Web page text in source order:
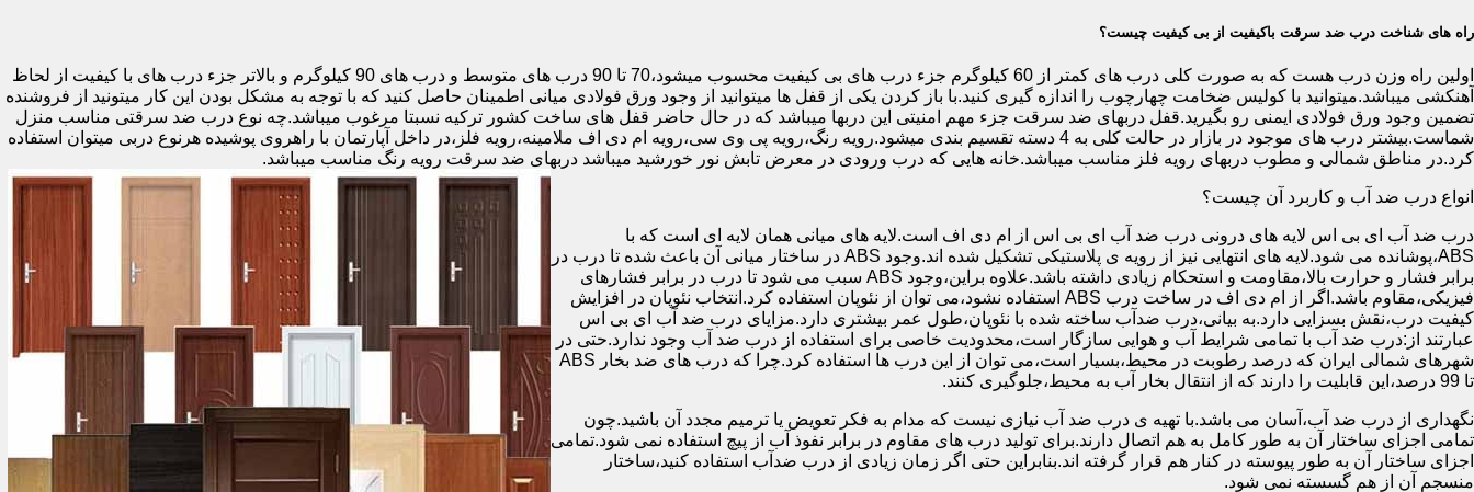
راه های شناخت درب ضد سرقت باکیفیت از بی کیفیت چیست؟
اولین راه وزن درب هست که به صورت کلی درب های کمتر از 60 کیلوگرم جزء درب های بی کیفیت محسوب میشود،70 تا 90 درب های متوسط و درب های 90 کیلوگرم و بالاتر جزء درب های با کیفیت از لحاظ
آهنکشی میباشد.میتوانید با کولیس ضخامت چهارچوب را اندازه گیری کنید.با باز کردن یکی از قفل ها میتوانید از وجود ورق فولادی میانی اطمینان حاصل کنید که با توجه به مشکل بودن این کار میتونید از فروشنده
تضمین وجود ورق فولادی ایمنی رو بگیرید.قفل دربهای ضد سرقت جزء مهم امنیتی این دربها میباشد که در حال حاضر قفل های ساخت کشور ترکیه نسبتا مرغوب میباشد.چه نوع درب ضد سرقتی مناسب منزل
شماست.بیشتر درب های موجود در بازار در حالت کلی به 4 دسته تقسیم بندی میشود.رویه رنگ،رویه پی وی سی،رویه ام دی اف ملامینه،رویه فلز،در داخل آپارتمان با راهروی پوشیده هرنوع دربی میتوان استفاده
کرد.در مناطق شمالی و مطوب دربهای رویه فلز مناسب میباشد.خانه هایی که درب ورودی در معرض تابش نور خورشید میباشد دربهای ضد سرقت رویه رنگ مناسب میباشد.
انواع درب ضد آب و کاربرد آن چیست؟
درب ضد آب ای بی اس لایه های درونی درب ضد آب ای بی اس از ام دی اف است.لایه های میانی همان لایه ای است که با
ABS،پوشانده می شود.لایه های انتهایی نیز از رویه ی پلاستیکی تشکیل شده اند.وجود ABS در ساختار میانی آن باعث شده تا درب در
برابر فشار و حرارت بالا،مقاومت و استحکام زیادی داشته باشد.علاوه براین،وجود ABS سبب می شود تا درب در برابر فشارهای
فیزیکی،مقاوم باشد.اگر از ام دی اف در ساخت درب ABS استفاده نشود،می توان از نئوپان استفاده کرد.انتخاب نئوپان در افزایش
کیفیت درب،نقش بسزایی دارد.به بیانی،درب ضدآب ساخته شده با نئوپان،طول عمر بیشتری دارد.مزایای درب ضد آب ای بی اس
عبارتند از:درب ضد آب با تمامی شرایط آب و هوایی سازگار است،محدودیت خاصی برای استفاده از درب ضد آب وجود ندارد.حتی در
شهرهای شمالی ایران که درصد رطوبت در محیط،بسیار است،می توان از این درب ها استفاده کرد.چرا که درب های ضد بخار ABS
تا 99 درصد،این قابلیت را دارند که از انتقال بخار آب به محیط،جلوگیری کنند.
نگهداری از درب ضد آب،آسان می باشد.با تهیه ی درب ضد آب نیازی نیست که مدام به فکر تعویض یا ترمیم مجدد آن باشید.چون
تمامی اجزای ساختار آن به طور کامل به هم اتصال دارند.برای تولید درب های مقاوم در برابر نفوذ آب از پیچ استفاده نمی شود.تمامی
اجزای ساختار آن به طور پیوسته در کنار هم قرار گرفته اند.بنابراین حتی اگر زمان زیادی از درب ضدآب استفاده کنید،ساختار
منسجم آن از هم گسسته نمی شود.